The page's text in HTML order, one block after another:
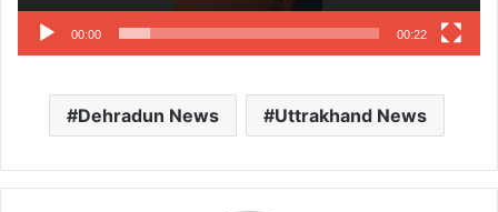
00:00 00:22
Dehradun News Uttrakhand News